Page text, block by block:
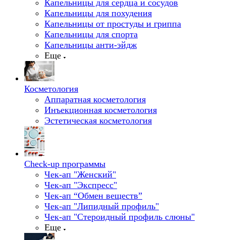
Капельницы для сердца и сосудов
Капельницы для похудения
Капельницы от простуды и гриппа
Капельницы для спорта
Капельницы анти-эйдж
Еще
Косметология
Аппаратная косметология
Инъекционная косметология
Эстетическая косметология
Check-up программы
Чек-ап "Женский"
Чек-ап "Экспресс"
Чек-ап “Обмен веществ”
Чек-ап "Липидный профиль"
Чек-ап "Стероидный профиль слюны"
Еще